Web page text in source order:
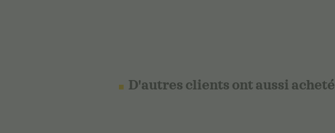
D'autres clients ont aussi acheté